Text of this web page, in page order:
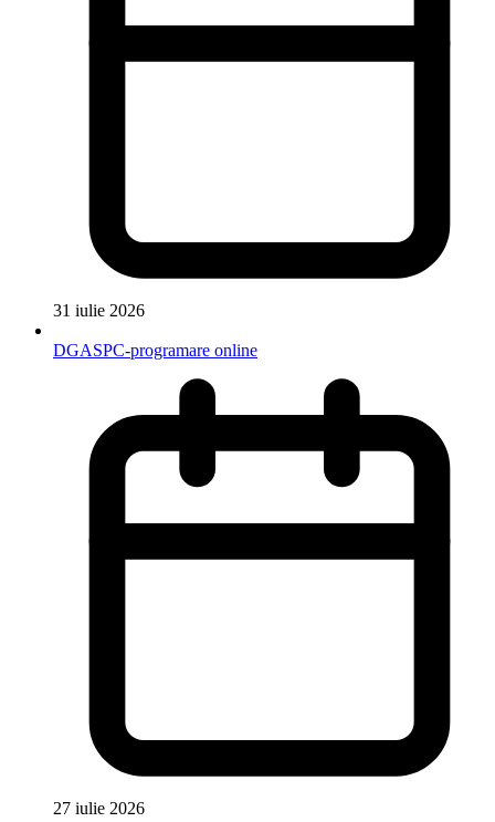
31 iulie 2026
DGASPC-programare online
27 iulie 2026